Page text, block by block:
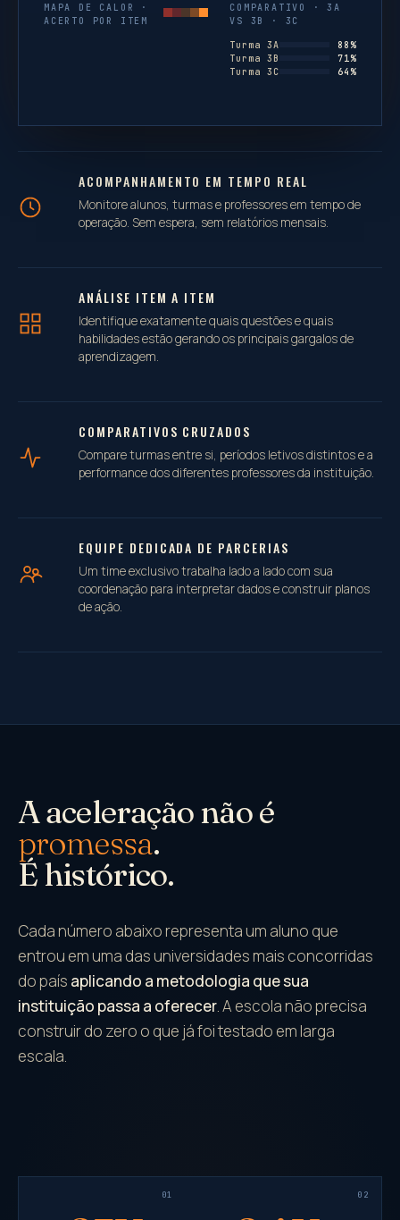
MAPA DE CALOR ·
ACERTO POR ITEM
COMPARATIVO · 3A
VS 3B · 3C
Turma 3A
88%
Turma 3B
71%
Turma 3C
64%
ACOMPANHAMENTO EM TEMPO REAL
Monitore alunos, turmas e professores em tempo de
operação. Sem espera, sem relatórios mensais.
ANÁLISE ITEM A ITEM
Identifique exatamente quais questões e quais
habilidades estão gerando os principais gargalos de
aprendizagem.
COMPARATIVOS CRUZADOS
Compare turmas entre si, períodos letivos distintos e a
performance dos diferentes professores da instituição.
EQUIPE DEDICADA DE PARCERIAS
Um time exclusivo trabalha lado a lado com sua
coordenação para interpretar dados e construir planos
de ação.
A aceleração não é
promessa.
É histórico.
Cada número abaixo representa um aluno que
entrou em uma das universidades mais concorridas
do país aplicando a metodologia que sua
instituição passa a oferecer . A escola não precisa
construir do zero o que já foi testado em larga
escala.